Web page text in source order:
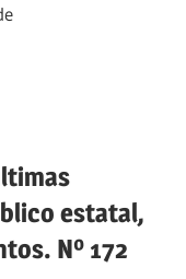
estatal,
Nº 172